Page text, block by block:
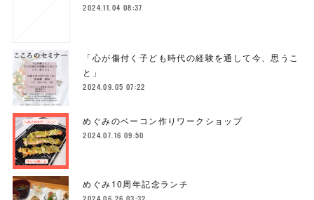
2024.11.04 08:37
「心が傷付く子ども時代の経験を通して今、思うこ
と」
2024.09.05 07:22
めぐみのベーコン作りワークショップ
2024.07.16 09:50
めぐみ10周年記念ランチ